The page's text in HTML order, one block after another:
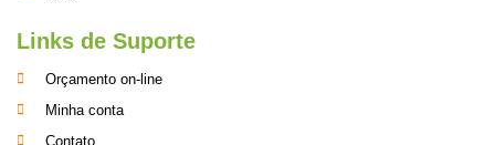
Links de Suporte
Orçamento on-line
Minha conta
Contato